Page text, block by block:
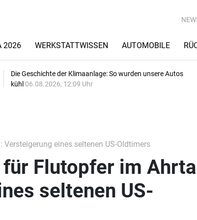
2026 WERKSTATTWISSEN AUTOMOBILE
Die Geschichte der Klimaanlage: So wurden unsere Autos
kühl 06.08.2026, 12:09 Uhr
eines seltenen US-Oldtimers
Flutopfer im
seltenen US-